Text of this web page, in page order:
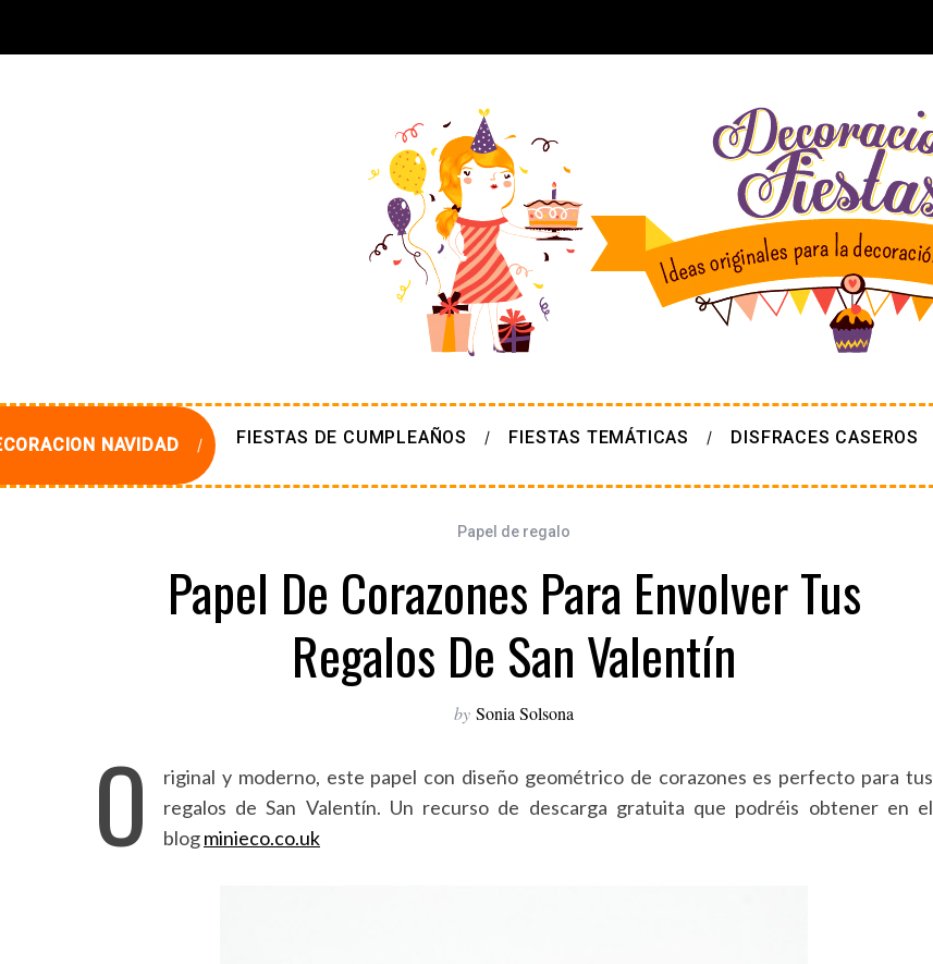
NAVIDAD FIESTAS DE CUMPLEAÑOS FIESTAS TEMÁTICAS DISFRACES CASEROS
Papel de regalo
Papel De Corazones Para Envolver Tus
Regalos De San Valentín
by Sonia Solsona
O
riginal y moderno, este papel con diseño geométrico de corazones es perfecto para tus
regalos de San Valentín. Un recurso de descarga gratuita que podréis obtener en el
blogminieco.co.uk